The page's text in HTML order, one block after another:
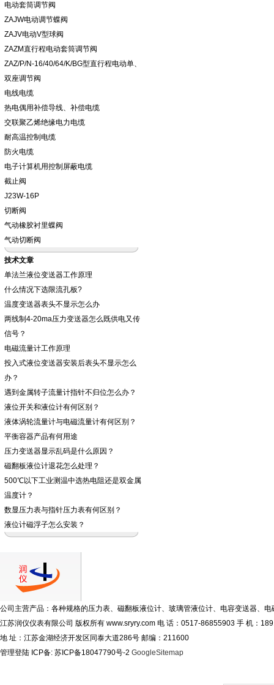
电动套筒调节阀
ZAJW电动调节蝶阀
ZAJV电动V型球阀
ZAZM直行程电动套筒调节阀
ZAZ/P/N-16/40/64/K/BG型直行程电动单、
双座调节阀
电线电缆
热电偶用补偿导线、补偿电缆
交联聚乙烯绝缘电力电缆
耐高温控制电缆
防火电缆
电子计算机用控制屏蔽电缆
截止阀
J23W-16P
切断阀
气动橡胶衬里蝶阀
气动切断阀
技术文章
单法兰液位变送器工作原理
什么情况下选限流孔板?
温度变送器表头不显示怎么办
两线制4-20ma压力变送器怎么既供电又传
信号？
电磁流量计工作原理
投入式液位变送器安装后表头不显示怎么
办？
遇到金属转子流量计指针不归位怎么办？
液位开关和液位计有何区别？
液体涡轮流量计与电磁流量计有何区别？
平衡容器产品有何用途
压力变送器显示乱码是什么原因？
磁翻板液位计退花怎么处理？
500℃以下工业测温中选热电阻还是双金属
温度计？
数显压力表与指针压力表有何区别？
液位计磁浮子怎么安装？
公司主营产品：各种规格的压力表、磁翻板液位计、玻璃管液位计、电容变送器、
江苏润仪仪表有限公司 版权所有 www.sryry.com 电 话：0517-86855903 手 机：
地 址：江苏金湖经济开发区同泰大道286号 邮编：211600
管理登陆 ICP备: 苏ICP备18047790号-2 GoogleSitemap